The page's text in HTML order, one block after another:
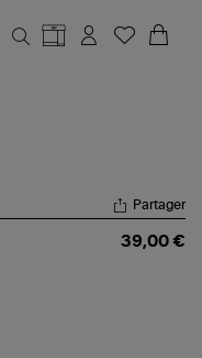
Partager
39,00 €